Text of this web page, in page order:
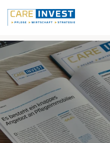
n
h
a
l
s
p
r